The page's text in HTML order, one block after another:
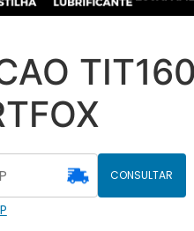
CONSULTAR